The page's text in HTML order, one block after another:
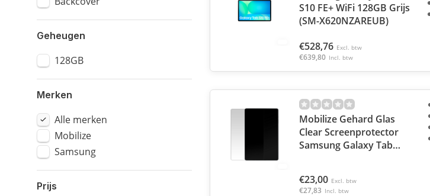
Geheugen
128GB
Merken
Alle merken
Mobilize
Samsung
Prijs
S10 FE+ WiFi 128GB Grijs
(SM-X620NZAREUB)
€528,76 Excl. btw
€639,80 Incl. btw
Mobilize Gehard Glas
Clear Screenprotector
Samsung Galaxy Tab
€23,00 Excl. btw
€27,83 Incl. btw